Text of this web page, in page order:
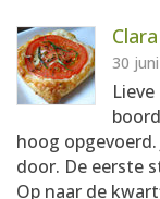
30
hoog
door. De eerste
Op naar de